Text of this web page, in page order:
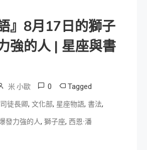
』8月17日的獅子
強的人 | 星座與書
米 小歐 0 Tagged
司徒長卿, 文化部, 星座物語, 書法,
發力強的人, 獅子座, 西恩·潘